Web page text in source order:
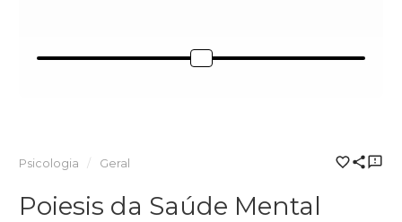
Psicologia Geral
Poiesis da Saúde Mental